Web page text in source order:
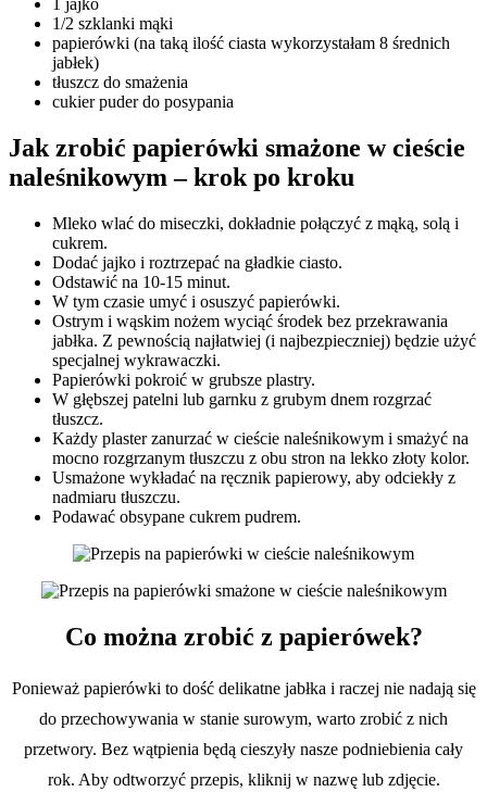
1 jajko
1/2 szklanki mąki
papierówki (na taką ilość ciasta wykorzystałam 8 średnich
jabłek)
tłuszcz do smażenia
cukier puder do posypania
Jak zrobić papierówki smażone w cieście
naleśnikowym – krok po kroku
Mleko wlać do miseczki, dokładnie połączyć z mąką, solą i
cukrem.
Dodać jajko i roztrzepać na gładkie ciasto.
Odstawić na 10-15 minut.
W tym czasie umyć i osuszyć papierówki.
Ostrym i wąskim nożem wyciąć środek bez przekrawania
jabłka. Z pewnością najłatwiej (i najbezpieczniej) będzie użyć
specjalnej wykrawaczki.
Papierówki pokroić w grubsze plastry.
W głębszej patelni lub garnku z grubym dnem rozgrzać
tłuszcz.
Każdy plaster zanurzać w cieście naleśnikowym i smażyć na
mocno rozgrzanym tłuszczu z obu stron na lekko złoty kolor.
Usmażone wykładać na ręcznik papierowy, aby odciekły z
nadmiaru tłuszczu.
Podawać obsypane cukrem pudrem.
Co można zrobić z papierówek?
Ponieważ papierówki to dość delikatne jabłka i raczej nie nadają się
do przechowywania w stanie surowym, warto zrobić z nich
przetwory. Bez wątpienia będą cieszyły nasze podniebienia cały
rok. Aby odtworzyć przepis, kliknij w nazwę lub zdjęcie.